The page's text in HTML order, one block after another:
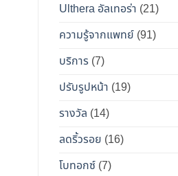
Ulthera อัลเทอร่า (21)
ความรู้จากแพทย์ (91)
บริการ (7)
ปรับรูปหน้า (19)
รางวัล (14)
ลดริ้วรอย (16)
โบทอกซ์ (7)